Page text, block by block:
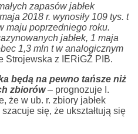
zapasów jabłek
2018 r. wynosiły 109 tys. t
maju poprzedniego roku.
jabłek, 1 maja
1,3 mln t w analogicznym
Strojewska z IERiGŻ PIB.
będą na pewno tańsze niż
zbiorów– prognozuje I.
że w ub. r. zbiory jabłek
się, że ukształtują się